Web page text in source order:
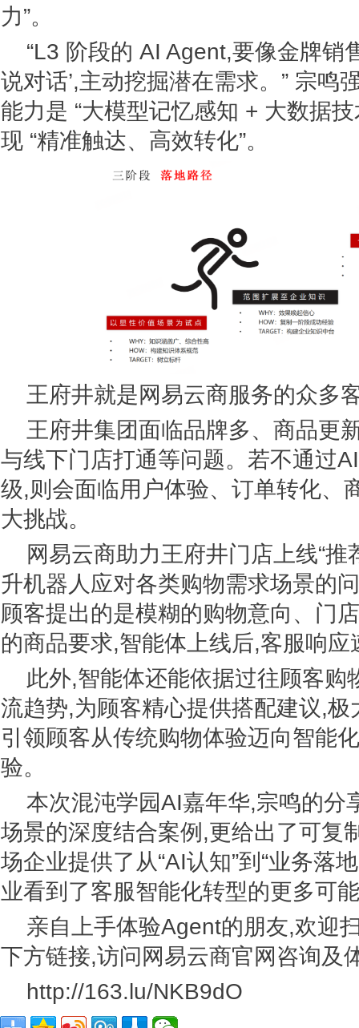
力”。
“L3 阶段的 AI Agent,要像金牌销
说对话’,主动挖掘潜在需求。” 宗鸣
能力是 “大模型记忆感知 + 大数据
现 “精准触达、高效转化”。
王府井就是网易云商服务的众多
王府井集团面临品牌多、商品更
与线下门店打通等问题。若不通过
级,则会面临用户体验、订单转化、
大挑战。
网易云商助力王府井门店上线“推
升机器人应对各类购物需求场景的
顾客提出的是模糊的购物意向、门
的商品要求,智能体上线后,客服响
此外,智能体还能依据过往顾客购
流趋势,为顾客精心提供搭配建议,
引领顾客从传统购物体验迈向智能
验。
本次混沌学园AI嘉年华,宗鸣的分
场景的深度结合案例,更给出了可复
场企业提供了从“AI认知”到“业务落
业看到了客服智能化转型的更多可
亲自上手体验Agent的朋友,欢迎
下方链接,访问网易云商官网咨询及
http://163.lu/NKB9dO